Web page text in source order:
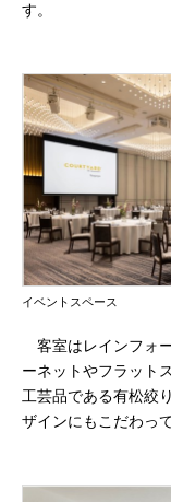
す。
イベントスペース
客室はレインフォ
ーネットやフラット
工芸品である有松絞
ザインにもこだわっ